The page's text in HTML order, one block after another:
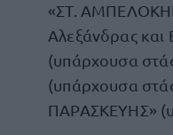
«ΣΤ.
Αλεξάνδρας
(υπάρχουσα
(υπάρχουσα
ΠΑΡΑΣΚΕΥΗΣ»